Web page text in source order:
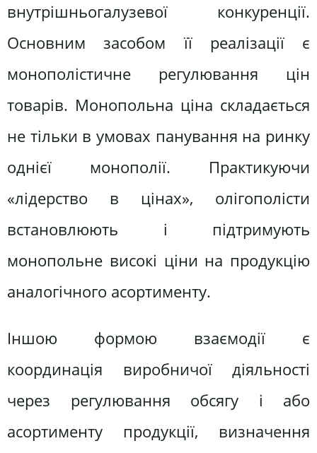
внутрішньогалузевої конкуренції.
Основним засобом її реалізації є
монополістичне регулювання цін
товарів. Монопольна ціна складається
не тільки в умовах панування на ринку
однієї монополії. Практикуючи
«лідерство в цінах», олігополісти
встановлюють і підтримують
монопольне високі ціни на продукцію
аналогічного асортименту.
Іншою формою взаємодії є
координація виробничої діяльності
через регулювання обсягу і або
асортименту продукції, визначення